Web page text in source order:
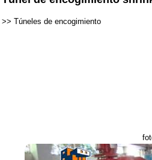
>> Túneles de encogimiento